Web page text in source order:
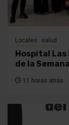
Locales salud
Hospital
de la
11 horas atrás